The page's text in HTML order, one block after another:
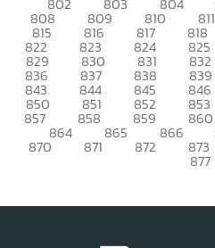
808 809 810 811
815 816 817 818
822 823 824 825
829 830 831 832
836 837 838 839
843 844 845 846
850 851 852 853
857 858 859 860
864 865 866
870 871 872 873
877